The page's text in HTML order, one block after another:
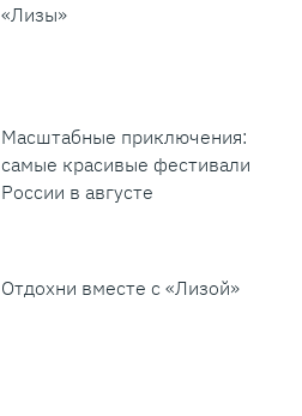
«Лизы»
Масштабные приключения:
самые красивые фестивали
России в августе
Отдохни вместе с «Лизой»